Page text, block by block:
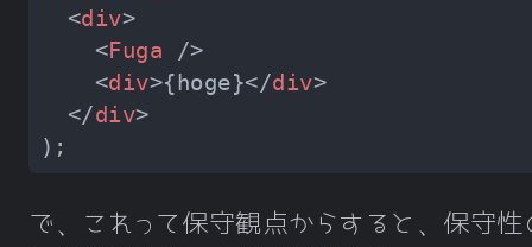
<div>
<Fuga />
<div>{hoge}</div>
</div>
で、これって保守観点からすると、保守性